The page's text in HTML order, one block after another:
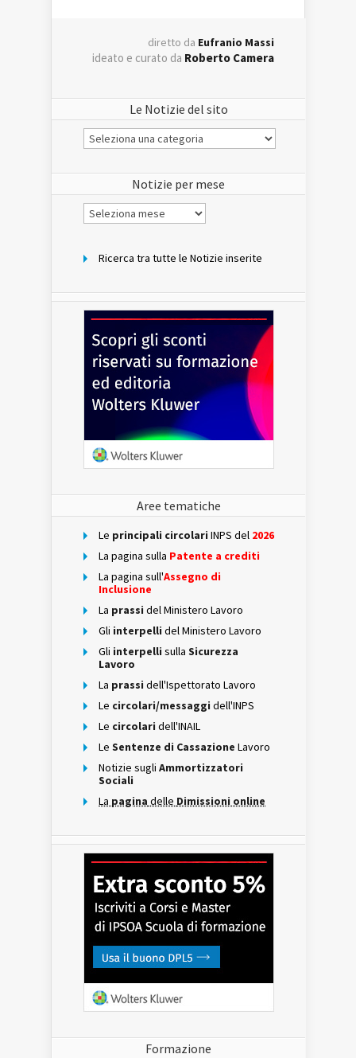
diretto da Eufranio Massi
ideato e curato da Roberto Camera
Le Notizie del sito
Le
Notizie
Notizie per mese
Notizie
per
Ricerca tra tutte le Notizie inserite
Aree tematiche
Le principali circolari INPS del 2026
La pagina sulla Patente a crediti
La pagina sull'Assegno di
Inclusione
La prassi del Ministero Lavoro
Gli interpelli del Ministero Lavoro
Gli interpelli sulla Sicurezza
Lavoro
La prassi dell'Ispettorato Lavoro
Le circolari/messaggi dell'INPS
Le circolari dell'INAIL
Le Sentenze di Cassazione Lavoro
Notizie sugli Ammortizzatori
Sociali
La pagina delle Dimissioni online
Formazione